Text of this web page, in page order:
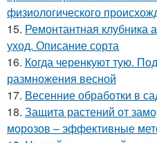
физиологического
15. Ремонтантная
уход. Описание сорта
16. Когда черенкуют тую.
размножения весной
17. Весенние обработки в
18. Защита растений от
морозов – эффективные